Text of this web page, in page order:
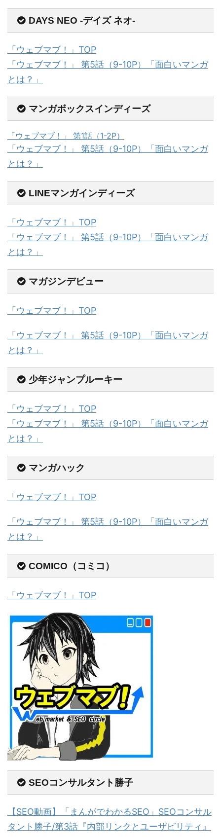
DAYS NEO -デイズ ネオ-
「ウェブマブ！」TOP
「ウェブマブ！」 第5話（9-10P）「面白いマンガ
とは？」
マンガボックスインディーズ
「ウェブマブ！」 第1話（1-2P）
「ウェブマブ！」 第5話（9-10P）「面白いマンガ
とは？」
LINEマンガインディーズ
「ウェブマブ！」TOP
「ウェブマブ！」 第5話（9-10P）「面白いマンガ
とは？」
マガジンデビュー
「ウェブマブ！」TOP
「ウェブマブ！」 第5話（9-10P）「面白いマンガ
とは？」
少年ジャンプルーキー
「ウェブマブ！」TOP
「ウェブマブ！」 第5話（9-10P）「面白いマンガ
とは？」
マンガハック
「ウェブマブ！」TOP
「ウェブマブ！」 第5話（9-10P）「面白いマンガ
とは？」
COMICO（コミコ）
「ウェブマブ！」TOP
SEOコンサルタント勝子
【SEO動画】「まんがでわかるSEO」SEOコンサル
タント勝子/第3話『内部リンクとユーザビリティ』